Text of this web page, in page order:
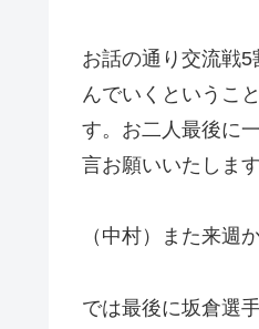
お話の通り交流戦
んでいくというこ
す。お二人最後に
言お願いいたします
（中村）また来週
では最後に坂倉選